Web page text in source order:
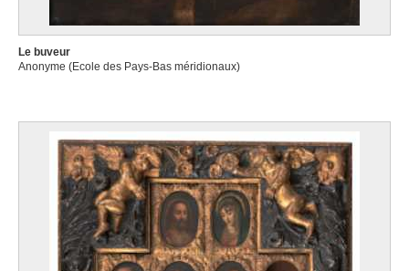
Le buveur
Anonyme (Ecole des Pays-Bas méridionaux)